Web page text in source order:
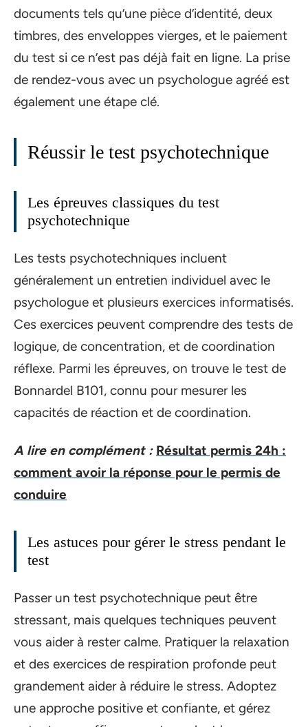
documents tels qu’une pièce d’identité, deux
timbres, des enveloppes vierges, et le paiement
du test si ce n’est pas déjà fait en ligne. La prise
de rendez-vous avec un psychologue agréé est
également une étape clé.
Réussir le test psychotechnique
Les épreuves classiques du test
psychotechnique
Les tests psychotechniques incluent
généralement un entretien individuel avec le
psychologue et plusieurs exercices informatisés.
Ces exercices peuvent comprendre des tests de
logique, de concentration, et de coordination
réflexe. Parmi les épreuves, on trouve le test de
Bonnardel B101, connu pour mesurer les
capacités de réaction et de coordination.
A lire en complément : Résultat permis 24h :
comment avoir la réponse pour le permis de
conduire
Les astuces pour gérer le stress pendant le
test
Passer un test psychotechnique peut être
stressant, mais quelques techniques peuvent
vous aider à rester calme. Pratiquer la relaxation
et des exercices de respiration profonde peut
grandement aider à réduire le stress. Adoptez
une approche positive et confiante, et gérez